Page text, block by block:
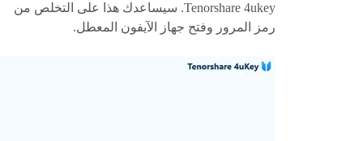
Tenorshare 4ukey. سيساعدك هذا على التخلص من
رمز المرور وفتح جهاز الآيفون المعطل.